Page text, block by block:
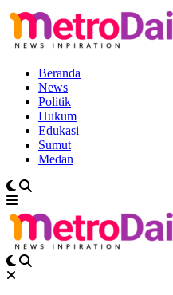
Beranda
News
Politik
Hukum
Edukasi
Sumut
Medan